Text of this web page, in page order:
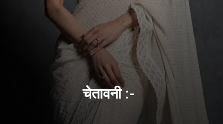
चेतावनी :-